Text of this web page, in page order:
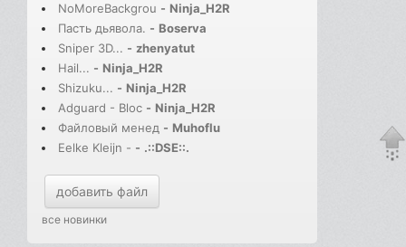
NoMoreBackgrou - Ninja_H2R
Пасть дьявола. - Boserva
Sniper 3D... - zhenyatut
Hail... - Ninja_H2R
Shizuku... - Ninja_H2R
Adguard - Bloc - Ninja_H2R
Файловый менед - Muhoflu
Eelke Kleijn - - .::DSE::.
добавить файл
все новинки